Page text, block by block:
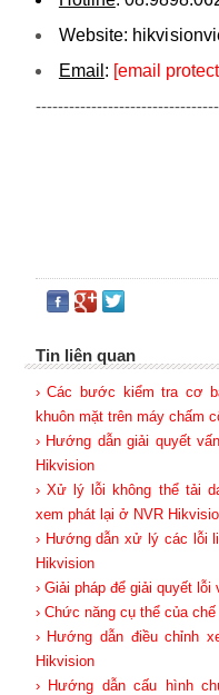
Website: hikvi
Email : [email
Tin liên quan
› Các bước kiểm tra cơ
khuôn mặt trên máy chấm
› Hướng dẫn giải quyết
Hikvision
› Xử lý lỗi không thể tải
xem phát lại ở NVR
› Hướng dẫn xử lý các lỗi
Hikvision
› Giải pháp để giải quyết
› Chức năng cụ thể của
› Hướng dẫn điều chỉnh
Hikvision
› Hướng dẫn cấu hình